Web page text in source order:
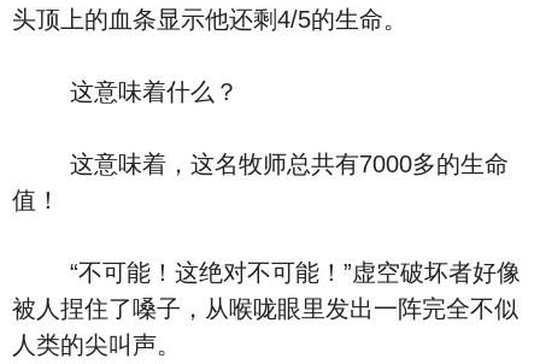
头顶上的血条显示他还剩4/5的生命。
这意味着什么？
这意味着，这名牧师总共有7000多的生命
值！
“不可能！这绝对不可能！”虚空破坏者好像
被人捏住了嗓子，从喉咙眼里发出一阵完全不似
人类的尖叫声。